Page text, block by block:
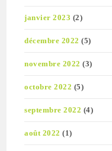
janvier 2023 (2)
décembre 2022 (5)
novembre 2022 (3)
octobre 2022 (5)
septembre 2022 (4)
août 2022 (1)